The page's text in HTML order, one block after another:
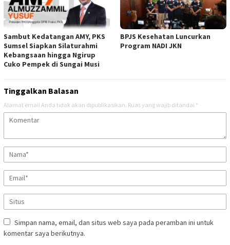
Sambut Kedatangan AMY, PKS
Sumsel Siapkan Silaturahmi
Kebangsaan hingga Ngirup
Cuko Pempek di Sungai Musi
BPJS Kesehatan Luncurkan
Program NADI JKN
Tinggalkan Balasan
Alamat email Anda tidak akan dipublikasikan. Ruas yang wajib ditandai *
Simpan nama, email, dan situs web saya pada peramban ini untuk
komentar saya berikutnya.